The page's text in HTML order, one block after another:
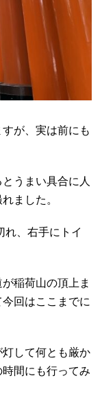
が、実は前にも
うまい具合に人
ました。
れ、右手にトイ
稲荷山の頂上ま
回はここまでに
して何とも厳か
間にも行ってみ